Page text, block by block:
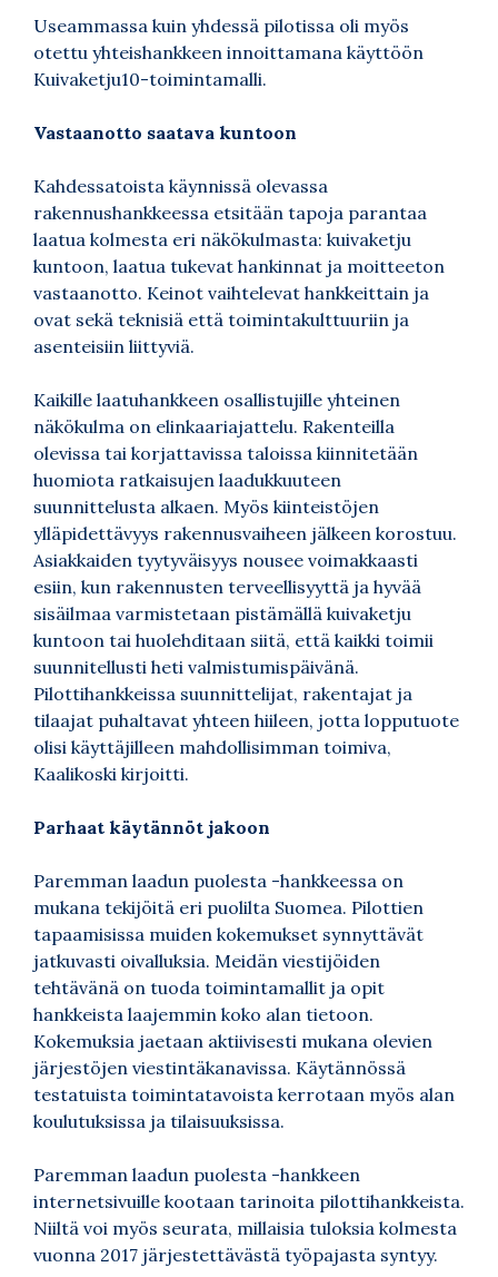
Useammassa kuin yhdessä pilotissa oli myös
otettu yhteishankkeen innoittamana käyttöön
Kuivaketju10-toimintamalli.
Vastaanotto saatava kuntoon
Kahdessatoista käynnissä olevassa
rakennushankkeessa etsitään tapoja parantaa
laatua kolmesta eri näkökulmasta: kuivaketju
kuntoon, laatua tukevat hankinnat ja moitteeton
vastaanotto. Keinot vaihtelevat hankkeittain ja
ovat sekä teknisiä että toimintakulttuuriin ja
asenteisiin liittyviä.
Kaikille laatuhankkeen osallistujille yhteinen
näkökulma on elinkaariajattelu. Rakenteilla
olevissa tai korjattavissa taloissa kiinnitetään
huomiota ratkaisujen laadukkuuteen
suunnittelusta alkaen. Myös kiinteistöjen
ylläpidettävyys rakennusvaiheen jälkeen korostuu.
Asiakkaiden tyytyväisyys nousee voimakkaasti
esiin, kun rakennusten terveellisyyttä ja hyvää
sisäilmaa varmistetaan pistämällä kuivaketju
kuntoon tai huolehditaan siitä, että kaikki toimii
suunnitellusti heti valmistumispäivänä.
Pilottihankkeissa suunnittelijat, rakentajat ja
tilaajat puhaltavat yhteen hiileen, jotta lopputuote
olisi käyttäjilleen mahdollisimman toimiva,
Kaalikoski kirjoitti.
Parhaat käytännöt jakoon
Paremman laadun puolesta -hankkeessa on
mukana tekijöitä eri puolilta Suomea. Pilottien
tapaamisissa muiden kokemukset synnyttävät
jatkuvasti oivalluksia. Meidän viestijöiden
tehtävänä on tuoda toimintamallit ja opit
hankkeista laajemmin koko alan tietoon.
Kokemuksia jaetaan aktiivisesti mukana olevien
järjestöjen viestintäkanavissa. Käytännössä
testatuista toimintatavoista kerrotaan myös alan
koulutuksissa ja tilaisuuksissa.
Paremman laadun puolesta -hankkeen
internetsivuille kootaan tarinoita pilottihankkeista.
Niiltä voi myös seurata, millaisia tuloksia kolmesta
vuonna 2017 järjestettävästä työpajasta syntyy.